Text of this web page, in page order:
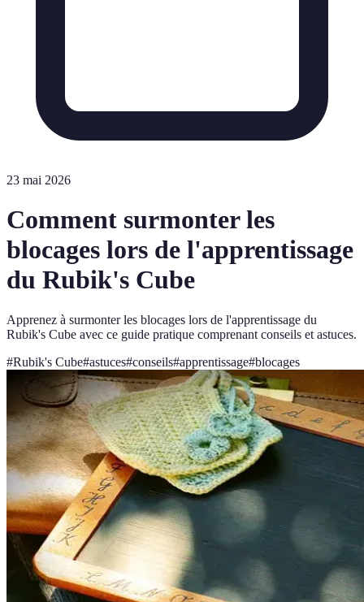
23 mai 2026
Comment surmonter les
blocages lors de l'apprentissage
du Rubik's Cube
Apprenez à surmonter les blocages lors de l'apprentissage du
Rubik's Cube avec ce guide pratique comprenant conseils et astuces.
#Rubik's Cube#astuces#conseils#apprentissage#blocages